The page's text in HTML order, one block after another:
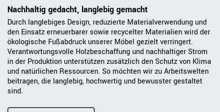
Nachhaltig gedacht, langlebig gemacht
Durch langlebiges Design, reduzierte Materialverwendung und
den Einsatz erneuerbarer sowie recycelter Materialien wird der
ökologische Fußabdruck unserer Möbel gezielt verringert.
Verantwortungsvolle Holzbeschaffung und nachhaltiger Strom
in der Produktion unterstützen zusätzlich den Schutz von Klima
und natürlichen Ressourcen. So möchten wir zu Arbeitswelten
beitragen, die langlebig, hochwertig und bewusster gestaltet
sind.